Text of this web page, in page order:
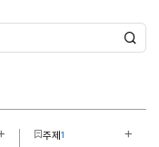
주제1